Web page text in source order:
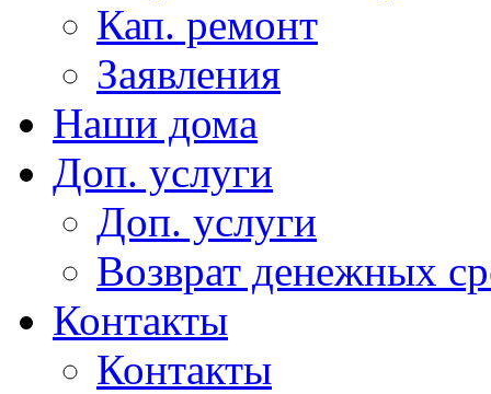
Кап. ремонт
Заявления
Наши дома
Доп. услуги
Доп. услуги
Возврат денежных
Контакты
Контакты